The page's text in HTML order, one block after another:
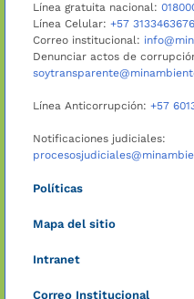
Línea gratuita nacional:
Línea Celular: +57 3133463676
Correo institucional:
Denunciar actos de
Línea Anticorrupción: +57
Notificaciones judiciales:
Políticas
Mapa del sitio
Intranet
Correo Institucional